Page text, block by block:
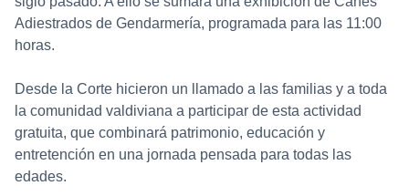
Adiestrados de Gendarmería, programada para las 11:00
horas.
Desde la Corte hicieron un llamado a las familias y a toda
la comunidad valdiviana a participar de esta actividad
gratuita, que combinará patrimonio, educación y
entretención en una jornada pensada para todas las
edades.